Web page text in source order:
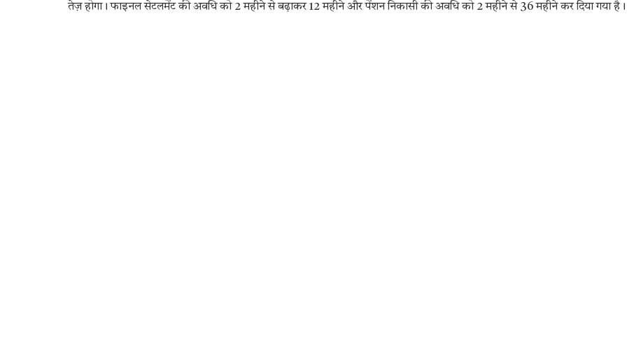
तेज़ होगा। फाइनल सेटलमेंट की अवधि को 2 महीने से बढ़ाकर 12 महीने और पेंशन निकासी की अवधि को 2 महीने से 36 महीने कर दिया गया है।